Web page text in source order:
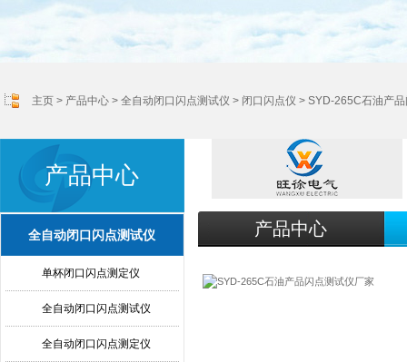
主页 > 产品中心 > 全自动闭口闪点测试仪 > 闭口闪点仪 > SYD-265C石油产
产品中心
全自动闭口闪点测试仪
单杯闭口闪点测定仪
全自动闭口闪点测试仪
全自动闭口闪点测定仪
产品中心